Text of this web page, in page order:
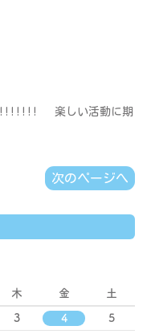
部︎!!!!!!! 楽しい活動に期
次のページへ
木 金 土
3 4 5